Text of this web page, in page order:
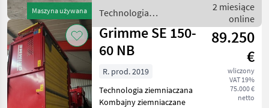
Maszyna używana
Rodetiefenverstellung
Technologia
ziemniaczana / Grimme
2 miesiące
online
Grimme SE 150-
60 NB
89.250
€
wliczony
VAT 19%
75.000 €
netto
R. prod. 2019
Technologia ziemniaczana
Kombajny ziemniaczane